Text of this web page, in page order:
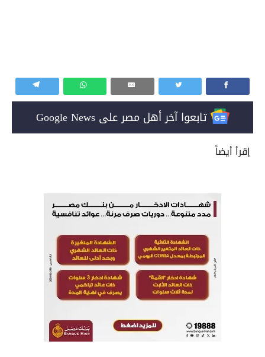
تابعوا آخر أهل مصر على Google News
إقرأ أيضاً